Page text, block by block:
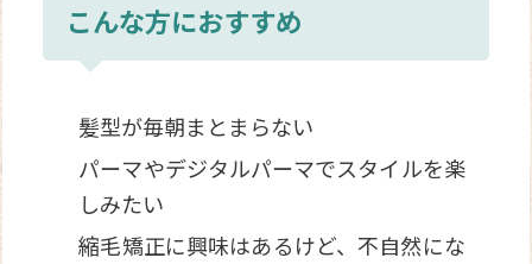
こんな方におすすめ
髪型が毎朝まとまらない
パーマやデジタルパーマでスタイルを楽
しみたい
縮毛矯正に興味はあるけど、不自然にな